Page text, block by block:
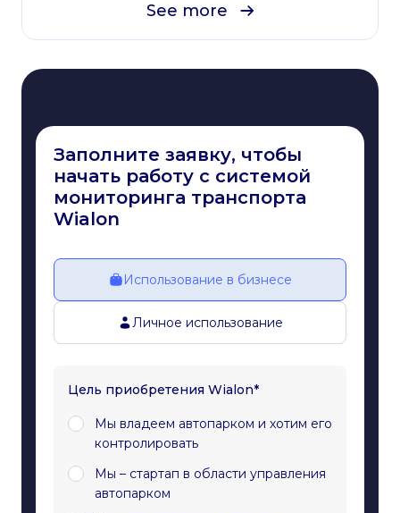
See more
Заполните заявку, чтобы
начать работу с системой
мониторинга транспорта
Wialon
Использование в бизнесе
Личное использование
Цель приобретения Wialon*
Мы владеем автопарком и хотим его
контролировать
Мы – стартап в области управления
автопарком